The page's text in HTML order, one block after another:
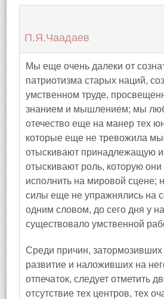
П.Я.Чаадаев
Мы еще очень далеки от
патриотизма старых наций,
умственном труде,
знанием и мышлением; мы
отечество еще на манер тех
которые еще не тревожила
отыскивают принадлежащую
отыскивают роль, которую
исполнить на мировой сцене;
силы еще не упражнялись на
одним словом, до сего дня у
существовало умственной
Среди причин,
развитие и наложивших на
отпечаток, следует отметить
отсутствие тех центров, тех